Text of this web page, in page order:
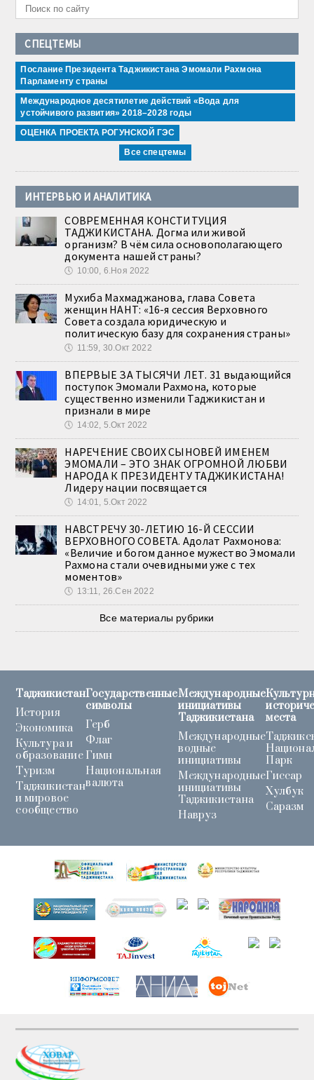
СПЕЦТЕМЫ
Послание Президента Таджикистана Эмомали Рахмона
Парламенту страны
Международное десятилетие действий «Вода для
устойчивого развития» 2018–2028 годы
ОЦЕНКА ПРОЕКТА РОГУНСКОЙ ГЭС
Все спецтемы
ИНТЕРВЬЮ И АНАЛИТИКА
СОВРЕМЕННАЯ КОНСТИТУЦИЯ
ТАДЖИКИСТАНА. Догма или живой
организм? В чём сила основополагающего
документа нашей страны?
🕔 10:00, 6.Ноя 2022
Мухиба Махмаджанова, глава Совета
женщин НАНТ: «16-я сессия Верховного
Совета создала юридическую и
политическую базу для сохранения страны»
🕔 11:59, 30.Окт 2022
ВПЕРВЫЕ ЗА ТЫСЯЧИ ЛЕТ. 31 выдающийся
поступок Эмомали Рахмона, которые
существенно изменили Таджикистан и
признали в мире
🕔 14:02, 5.Окт 2022
НАРЕЧЕНИЕ СВОИХ СЫНОВЕЙ ИМЕНЕМ
ЭМОМАЛИ – ЭТО ЗНАК ОГРОМНОЙ ЛЮБВИ
НАРОДА К ПРЕЗИДЕНТУ ТАДЖИКИСТАНА!
Лидеру нации посвящается
🕔 14:01, 5.Окт 2022
НАВСТРЕЧУ 30-ЛЕТИЮ 16-Й СЕССИИ
ВЕРХОВНОГО СОВЕТА. Адолат Рахмонова:
«Величие и богом данное мужество Эмомали
Рахмона стали очевидными уже с тех
моментов»
🕔 13:11, 26.Сен 2022
Все материалы рубрики
Таджикистан
История
Экономика
Культура и
образование
Туризм
Таджикистан
и мировое
сообщество
Государственные
символы
Герб
Флаг
Гимн
Национальная
валюта
Международные
инициативы
Таджикистана
Международные
водные
инициативы
Международные
инициативы
Таджикистана
Навруз
места
Парк
Гиссар
Хулбук
Саразм